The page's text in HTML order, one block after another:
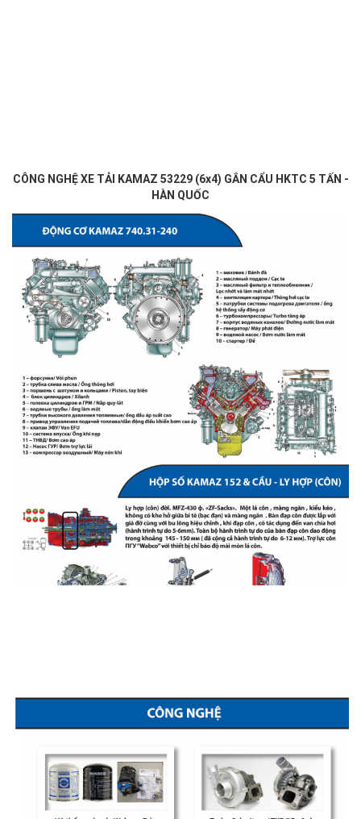
CÔNG NGHỆXE TẢI KAMAZ 53229 (6x4) GẮN CẨU HKTC 5 TẤN -
HÀN QUỐC